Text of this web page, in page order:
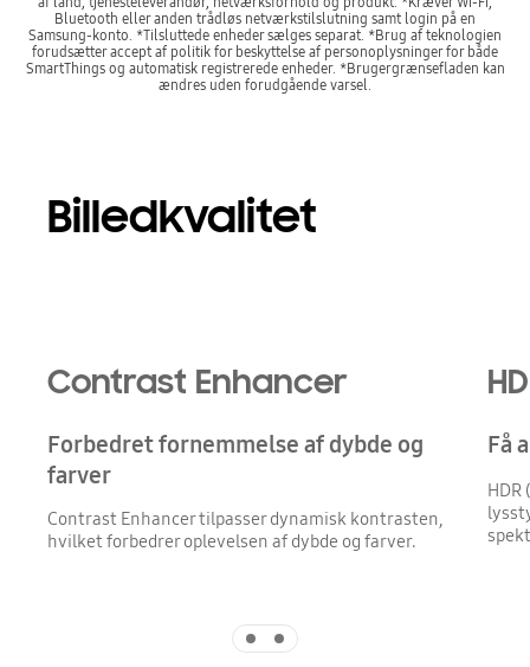
Bluetooth eller anden trådløs netværkstilslutning samt login på en
Samsung-konto. *Tilsluttede enheder sælges separat. *Brug af teknologien
forudsætter accept af politik for beskyttelse af personoplysninger for både
SmartThings og automatisk registrerede enheder. *Brugergrænsefladen kan
ændres uden forudgående varsel.
Billedkvalitet
Contrast Enhancer
Forbedret fornemmelse af dybde og
farver
Contrast Enhancer tilpasser dynamisk kontrasten,
hvilket forbedrer oplevelsen af dybde og farver.
Få